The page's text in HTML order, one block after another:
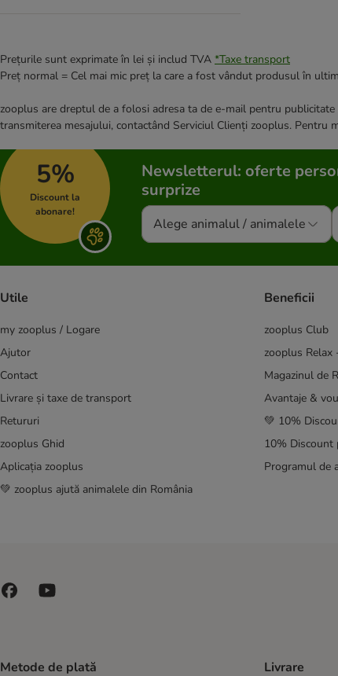
Prețurile sunt exprimate în lei și includ TVA *Taxe transport
Preț normal = Cel mai mic preț la care a fost vândut produsul în
zooplus are dreptul de a folosi adresa ta de e-mail pentru
transmiterea mesajului, contactând Serviciul Clienți zooplus. Pentru
5%
Discount la
abonare!
Newsletterul: oferte
surprize
Alege animalul / animalele
Utile
my zooplus / Logare
Ajutor
Contact
Livrare și taxe de transport
Retururi
zooplus Ghid
Aplicația zooplus
💚 zooplus ajută animalele din România
Beneficii
zooplus Club
zooplus
Magazinul de
Avantaje &
💚 10%
10% Discount
Programul de
Metode de plată Livrare